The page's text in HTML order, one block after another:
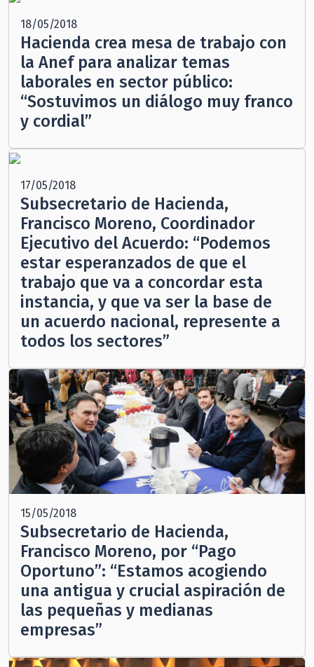
18/05/2018
Hacienda crea mesa de trabajo con
la Anef para analizar temas
laborales en sector público:
“Sostuvimos un diálogo muy franco
y cordial”
17/05/2018
Subsecretario de Hacienda,
Francisco Moreno, Coordinador
Ejecutivo del Acuerdo: “Podemos
estar esperanzados de que el
trabajo que va a concordar esta
instancia, y que va ser la base de
un acuerdo nacional, represente a
todos los sectores”
15/05/2018
Subsecretario de Hacienda,
Francisco Moreno, por “Pago
Oportuno”: “Estamos acogiendo
una antigua y crucial aspiración de
las pequeñas y medianas
empresas”